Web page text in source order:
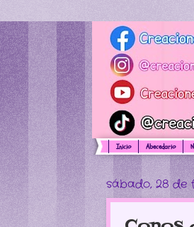
Inicio Abecedario
sábado, 28 de